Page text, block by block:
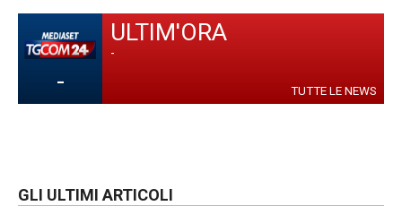
-
ULTIM'ORA
-
TUTTE LE NEWS
GLI ULTIMI ARTICOLI